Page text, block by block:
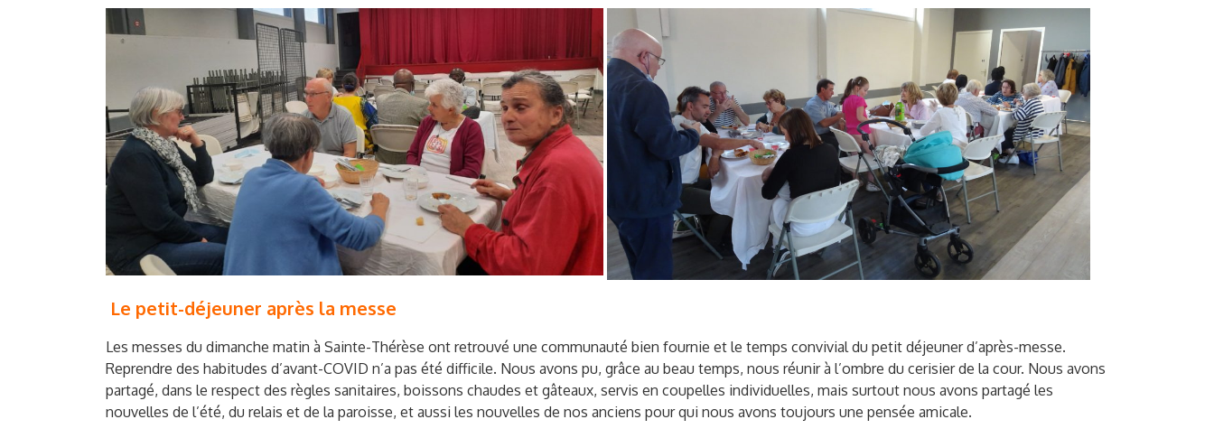
Le petit-déjeuner après la messe
Les messes du dimanche matin à Sainte-Thérèse ont retrouvé une communauté bien fournie et le temps convivial du petit déjeuner d’après-messe.
Reprendre des habitudes d’avant-COVID n’a pas été difficile. Nous avons pu, grâce au beau temps, nous réunir à l’ombre du cerisier de la cour. Nous avons
partagé, dans le respect des règles sanitaires, boissons chaudes et gâteaux, servis en coupelles individuelles, mais surtout nous avons partagé les
nouvelles de l’été, du relais et de la paroisse, et aussi les nouvelles de nos anciens pour qui nous avons toujours une pensée amicale.